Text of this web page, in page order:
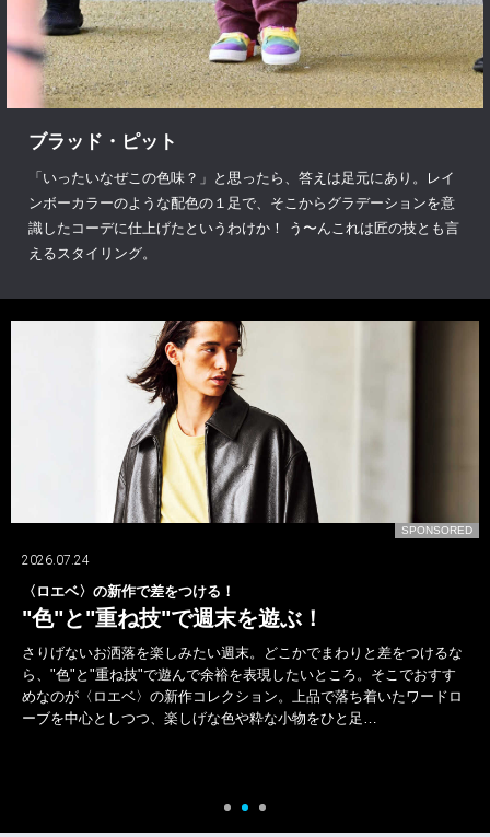
ブラッド・ピット
「いったいなぜこの色味？」と思ったら、答えは足元にあり。レイ
ンボーカラーのような配色の１足で、そこからグラデーションを意
識したコーデに仕上げたというわけか！ う〜んこれは匠の技とも言
えるスタイリング。
SPONSORED
2026.07.24
〈ロエベ〉の新作で差をつける！
"色"と"重ね技"で週末を遊ぶ！
さりげないお洒落を楽しみたい週末。どこかでまわりと差をつけるな
ら、"色"と"重ね技"で遊んで余裕を表現したいところ。そこでおすす
めなのが〈ロエベ〉の新作コレクション。上品で落ち着いたワードロ
ーブを中心としつつ、楽しげな色や粋な小物をひと足…